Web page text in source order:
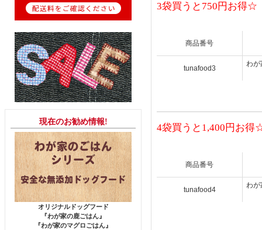
3袋買うと750円お得☆
商品番号
tunafood3
わが
4袋買うと1,400円お得
商品番号
tunafood4
わが
現在のお勧め情報!
オリジナルドッグフード
『わが家の鹿ごはん』
『わが家のマグロごはん』